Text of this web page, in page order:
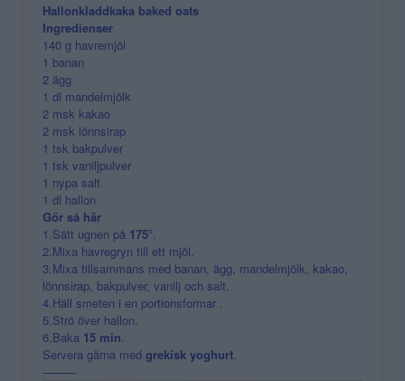
Hallonkladdkaka baked oats
Ingredienser
140 g havremjöl
1 banan
2 ägg
1 dl mandelmjölk
2 msk kakao
2 msk lönnsirap
1 tsk bakpulver
1 tsk vaniljpulver
1 nypa salt
1 dl hallon
Gör så här
1.Sätt ugnen på 175°
2.Mixa havregryn till ett mjöl.
3.Mixa tillsammans med banan, ägg, mandelmjölk, kakao,
lönnsirap, bakpulver, vanilj och salt.
4.Häll smeten i en portionsformar .
5.Strö över hallon.
6.Baka 15 min
Servera gärna medgrekisk yoghurt
⸻